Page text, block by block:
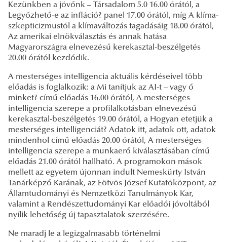
Kezünkben a jövőnk – Társadalom 5.0 16.00 órától, a
Legyőzhető-e az infláció? panel 17.00 órától, míg A klíma-
szkepticizmustól a klímaváltozás tagadásáig 18.00 órától,
Az amerikai elnökválasztás és annak hatása
Magyarországra elnevezésű kerekasztal-beszélgetés
20.00 órától kezdődik.
A mesterséges intelligencia aktuális kérdéseivel több
előadás is foglalkozik: a Mi tanítjuk az AI-t – vagy ő
minket? című előadás 16.00 órától, A mesterséges
intelligencia szerepe a profilalkotásban elnevezésű
kerekasztal-beszélgetés 19.00 órától, a Hogyan etetjük a
mesterséges intelligenciát? Adatok itt, adatok ott, adatok
mindenhol című előadás 20.00 órától, A mesterséges
intelligencia szerepe a munkaerő kiválasztásában című
előadás 21.00 órától hallható. A programokon mások
mellett az egyetem újonnan indult Nemeskürty István
Tanárképző Karának, az Eötvös József Kutatóközpont, az
Államtudományi és Nemzetközi Tanulmányok Kar,
valamint a Rendészettudományi Kar előadói jóvoltából
nyílik lehetőség új tapasztalatok szerzésére.
Ne maradj le a legizgalmasabb történelmi